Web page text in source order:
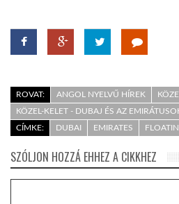
ROVAT: ANGOL NYELVŰ HÍREK
KÖZEL-KELET - DUBAJ ÉS AZ
CÍMKE:
DUBAI EMIRATES
SZÓLJON HOZZÁ EHHEZ A CIKKHEZ